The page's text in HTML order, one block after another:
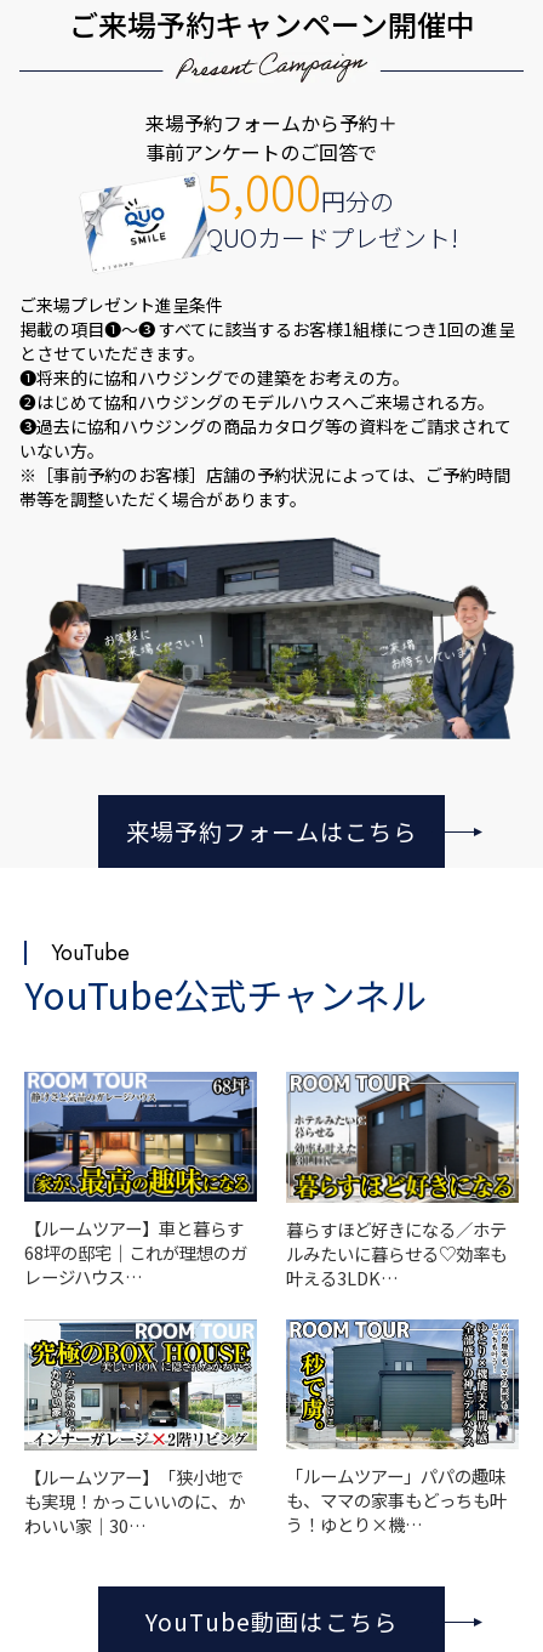
ご来場予約キャンペーン開催中
5,000円分の
QUOカードプレゼント!
来場予約フォームから予約＋
事前アンケートのご回答で
ご来場プレゼント進呈条件
掲載の項目❶～❸ すべてに該当するお客様1組様につき1回の進呈
とさせていただきます。
❶将来的に協和ハウジングでの建築をお考えの方。
❷はじめて協和ハウジングのモデルハウスへご来場される方。
❸過去に協和ハウジングの商品カタログ等の資料をご請求されて
いない方。
※［事前予約のお客様］店舗の予約状況によっては、ご予約時間
帯等を調整いただく場合があります。
来場予約フォームはこちら
YouTube
YouTube公式チャンネル
【ルームツアー】車と暮らす
68坪の邸宅｜これが理想のガ
レージハウス…
暮らすほど好きになる／ホテ
ルみたいに暮らせる♡効率も
叶える3LDK…
【ルームツアー】「狭小地で
も実現！かっこいいのに、か
わいい家｜30…
「ルームツアー」パパの趣味
も、ママの家事もどっちも叶
う！ゆとり×機…
YouTube動画はこちら